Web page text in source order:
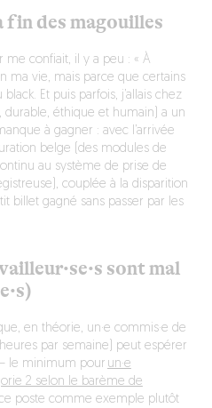
fin des magouilles
me confiait, il y a peu : « À
ma vie, mais parce que certains
Et puis parfois, j’allais chez
durable, éthique et humain) a un
à gagner : avec l’arrivée
belge (des modules de
au système de prise de
couplée à la disparition
billet gagné sans passer par les
sont mal
en théorie, un·e commis·e de
par semaine) peut espérer
le minimum pour un·e
2 selon le barème de
poste comme exemple plutôt